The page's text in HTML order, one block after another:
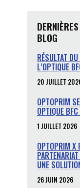
BLOG
RÉSULTAT
L’OPTIQUE
20 JUILLET
OPTOPRIM
OPTIQUE
1 JUILLET 2026
OPTOPRIM X
UNE
26 JUIN 2026